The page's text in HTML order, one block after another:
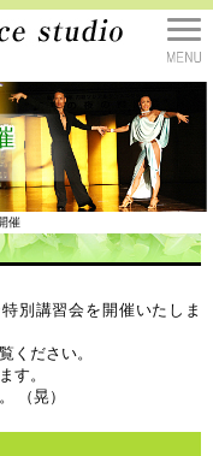
催
別講習会を開催いたしま
ください。
す。
（晃）